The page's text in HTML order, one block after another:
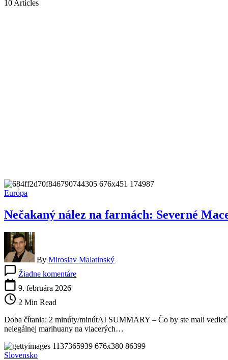
10 Articles
Európa
Nečakaný nález na farmách: Severné
By Miroslav Malatinský
Žiadne komentáreNečakaný
Macedónsko
zhabalo
40
ton
9. februára 2026
2 Min Read
Doba čítania: 2 minúty/minútAI SUMMARY – Čo by ste mali
nelegálnej marihuany na viacerých…
Slovensko